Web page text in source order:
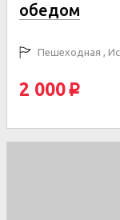
обедом
Пешеходная ,
2 000 p